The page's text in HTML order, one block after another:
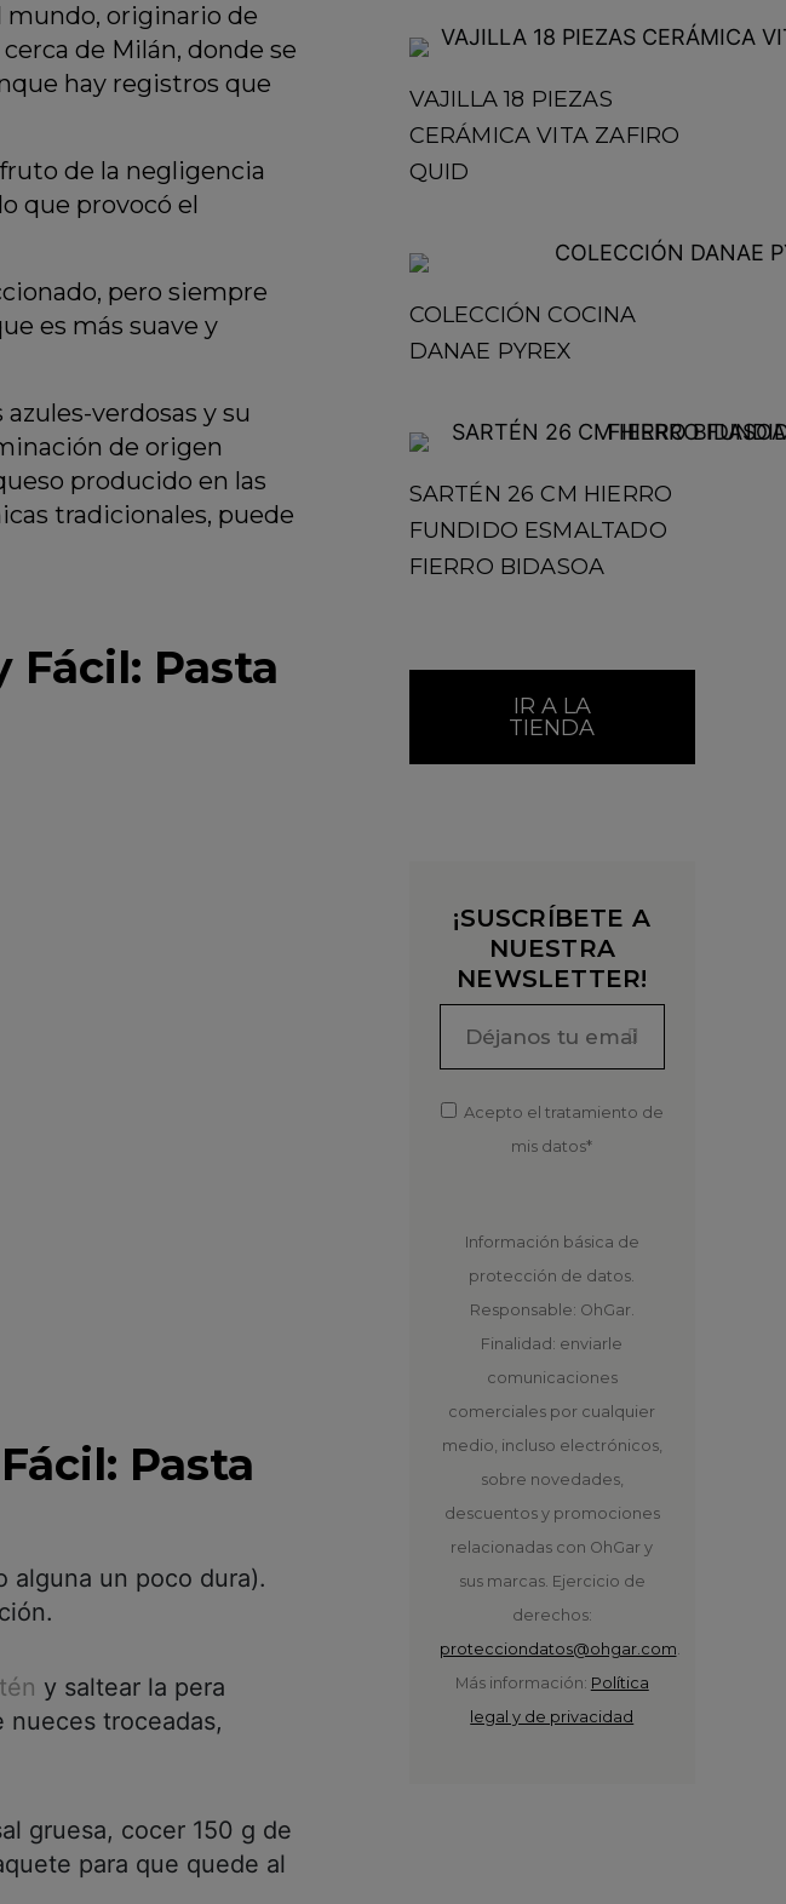
mundo, originario de
de Milán, donde se
hay registros que
de la negligencia
que provocó el
pero siempre
es más suave y
verdosas y su
de origen
producido en las
tradicionales, puede
Pasta
Pasta
alguna un poco dura).
y saltear la pera
nueces troceadas,
gruesa, cocer 150 g de
para que quede al
VAJILLA 18 PIEZAS
CERÁMICA VITA ZAFIRO
QUID
COLECCIÓN COCINA
DANAE PYREX
SARTÉN 26 CM HIERRO
FUNDIDO ESMALTADO
FIERRO BIDASOA
IR A LA
TIENDA
¡SUSCRÍBETE A
NUESTRA
NEWSLETTER!
Acepto el tratamiento de
mis datos*
Información básica de
protección de datos.
Responsable: OhGar.
Finalidad: enviarle
comunicaciones
comerciales por cualquier
medio, incluso electrónicos,
sobre novedades,
descuentos y promociones
relacionadas con OhGar y
sus marcas. Ejercicio de
derechos:
protecciondatos@ohgar.com
Más información: Política
legal y de privacidad